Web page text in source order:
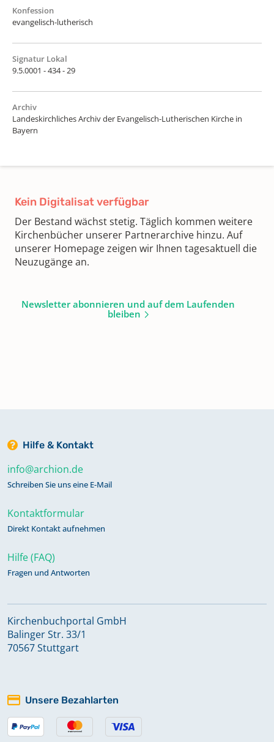
Konfession
evangelisch-lutherisch
Signatur Lokal
9.5.0001 - 434 - 29
Archiv
Landeskirchliches Archiv der Evangelisch-Lutherischen Kirche in
Bayern
Kein Digitalisat verfügbar
Der Bestand wächst stetig. Täglich kommen weitere
Kirchenbücher unserer Partnerarchive hinzu. Auf
unserer Homepage zeigen wir Ihnen tagesaktuell die
Neuzugänge an.
Newsletter abonnieren und auf dem Laufenden
bleiben
Hilfe & Kontakt
info@archion.de
Schreiben Sie uns eine E-Mail
Kontaktformular
Direkt Kontakt aufnehmen
Hilfe (FAQ)
Fragen und Antworten
Kirchenbuchportal GmbH
Balinger Str. 33/1
70567 Stuttgart
Unsere Bezahlarten